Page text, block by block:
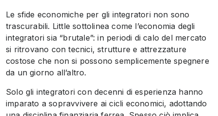
Le sfide economiche per gli integratori non sono
trascurabili. Little sottolinea come l’economia degli
integratori sia “brutale”: in periodi di calo del mercato
si ritrovano con tecnici, strutture e attrezzature
costose che non si possono semplicemente spegnere
da un giorno all’altro.
Solo gli integratori con decenni di esperienza hanno
imparato a sopravvivere ai cicli economici, adottando